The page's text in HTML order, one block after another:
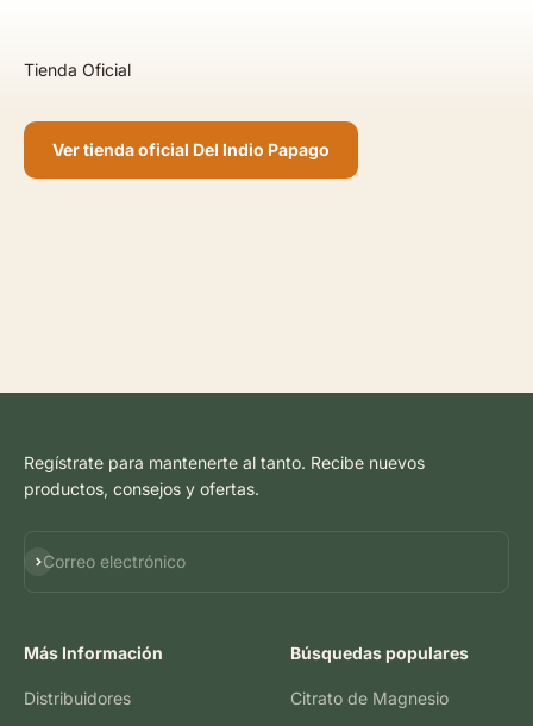
Ver tienda oficial Del Indio Papago
Regístrate para mantenerte al tanto. Recibe nuevos
productos, consejos y ofertas.
Correo electrónico
Suscribirse
Más Información
Distribuidores
Búsquedas populares
Citrato de Magnesio